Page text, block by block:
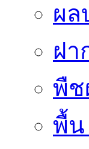
ผล
ฝา
พืช
พื้น